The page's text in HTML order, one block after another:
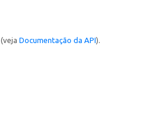
(veja Documentação da API).